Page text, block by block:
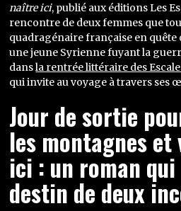
naître ici, publié aux éditions Les
rencontre de deux femmes que
quadragénaire française en quête
une jeune Syrienne fuyant la
dansla rentrée littéraire des
qui invite au voyage à travers ses
Jour de sortie
les montagnes
ici : un roman
destin de deux